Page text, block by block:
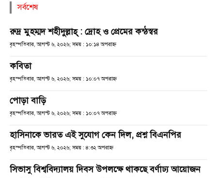
সর্বশেষ
রুদ্র মুহম্মদ শহীদুল্লাহ্ : দ্রোহ ও প্রেমের কন্ঠস্বর
বৃহস্পতিবার, আগস্ট ৬, ২০২৬; সময় : ১০:১৪ অপরাহ্ণ
কবিতা
বৃহস্পতিবার, আগস্ট ৬, ২০২৬; সময় : ১০:০৭ অপরাহ্ণ
পোড়া বাড়ি
বৃহস্পতিবার, আগস্ট ৬, ২০২৬; সময় : ১০:০৭ অপরাহ্ণ
হাসিনাকে ভারত এই সুযোগ কেন দিল, প্রশ্ন বিএনপির
বৃহস্পতিবার, আগস্ট ৬, ২০২৬; সময় : ৪:৩২ অপরাহ্ণ
সিভাসু বিশ্ববিদ্যালয় দিবস উপলক্ষে থাকছে বর্ণাঢ্য আয়োজন